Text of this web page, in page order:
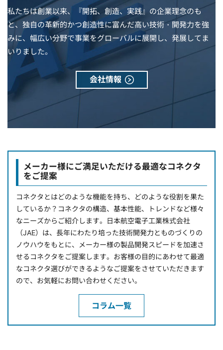
私たちは創業以来、『開拓、創造、実践』の企業理念のも
と、独自の革新的かつ創造性に富んだ高い技術・開発力を強
みに、幅広い分野で事業をグローバルに展開し、発展してま
いりました。
会社情報
メーカー様にご満足いただける最適なコネクタ
をご提案
コネクタとはどのような機能を持ち、どのような役割を果た
しているか？コネクタの構造、基本性能、トレンドなど様々
なニーズからご紹介します。日本航空電子工業株式会社
（JAE）は、長年にわたり培った技術開発力とものづくりの
ノウハウをもとに、メーカー様の製品開発スピードを加速さ
せるコネクタをご提案します。お客様の目的にあわせて最適
なコネクタ選びができるようなご提案をさせていただきます
ので、お気軽にお問い合わせください。
コラム一覧